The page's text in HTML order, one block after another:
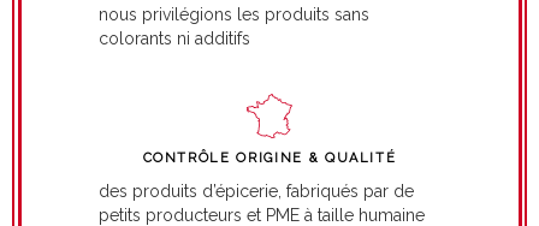
nous privilégions les produits sans
colorants ni additifs
CONTRÔLE ORIGINE & QUALITÉ
des produits d’épicerie, fabriqués par de
petits producteurs et PME à taille humaine